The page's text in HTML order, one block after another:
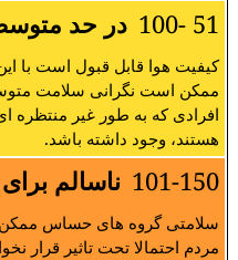
51 -100 در حد
کیفیت هوا قابل قبول است با
ممکن است نگرانی سلامت
افرادی که به طور غیر
هستند، وجود داشته باشد.
101-150 ناسالم
سلامتی گروه های حساس ممکن
مردم احتمالا تحت تاثیر قرار